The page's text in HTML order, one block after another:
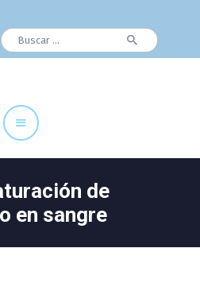
Buscar:
de
en sangre